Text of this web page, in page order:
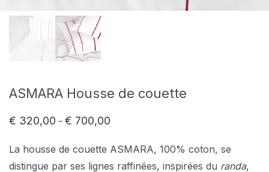
ASMARA Housse de couette
€ 320,00 – € 700,00
Plage
€ 320,00
€ 700,00
La housse de couette ASMARA, 100% coton, se
distingue par ses lignes raffinées, inspirées du randa,